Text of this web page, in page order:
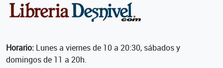
Horario: Lunes a viernes de 10 a 20:30, sábados y
domingos de 11 a 20h.